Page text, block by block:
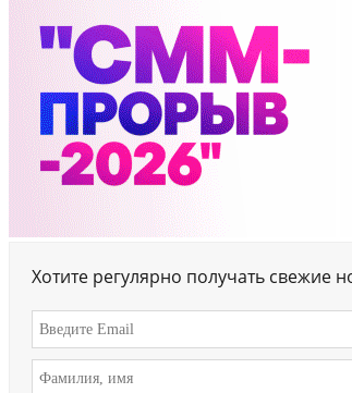
Хотите регулярно получать свежие